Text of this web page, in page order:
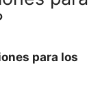
para los